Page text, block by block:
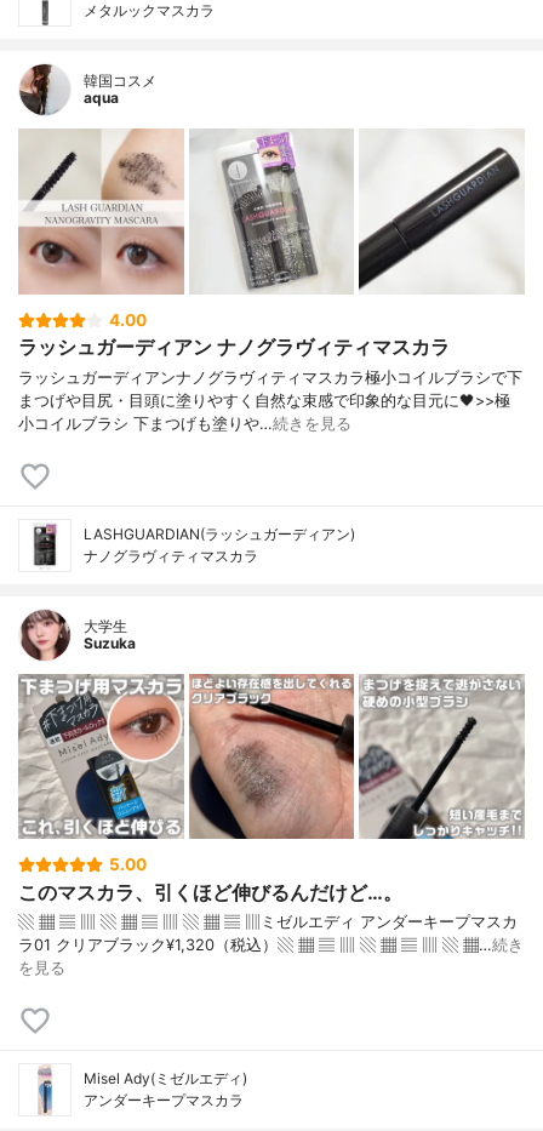
メタルックマスカラ
韓国コスメ
aqua
4.00
ラッシュガーディアン ナノグラヴィティマスカラ
ラッシュガーディアンナノグラヴィティマスカラ極小コイルブラシで下
まつげや目尻・目頭に塗りやすく自然な束感で印象的な目元に🖤>>極
小コイルブラシ 下まつげも塗りや…続きを見る
LASHGUARDIAN(ラッシュガーディアン)
ナノグラヴィティマスカラ
大学生
Suzuka
5.00
このマスカラ、引くほど伸びるんだけど…。
▧ ▦ ▤ ▥ ▧ ▦ ▤ ▥ ▧ ▦ ▤ ▥ミゼルエディ アンダーキープマスカ
ラ01 クリアブラック¥1,320（税込）▧ ▦ ▤ ▥ ▧ ▦ ▤ ▥ ▧ ▦…続き
を見る
Misel Ady(ミゼルエディ)
アンダーキープマスカラ